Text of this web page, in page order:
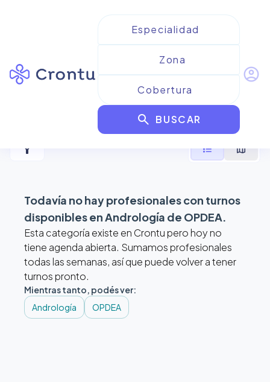
search BUSCAR
account_circle
Resultados paraAndrología
de OPDEA
filter_alt format_list_bulleted map
Todavía no hay profesionales con turnos
disponibles enAndrología de OPDEA.
Esta categoría existe en Crontu pero hoy no
tiene agenda abierta. Sumamos profesionales
todas las semanas, así que puede volver a tener
turnos pronto.
Mientras tanto, podés ver:
Andrología
OPDEA